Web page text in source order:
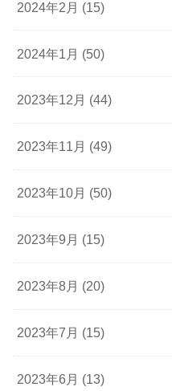
2024年2月 (15)
2024年1月 (50)
2023年12月 (44)
2023年11月 (49)
2023年10月 (50)
2023年9月 (15)
2023年8月 (20)
2023年7月 (15)
2023年6月 (13)